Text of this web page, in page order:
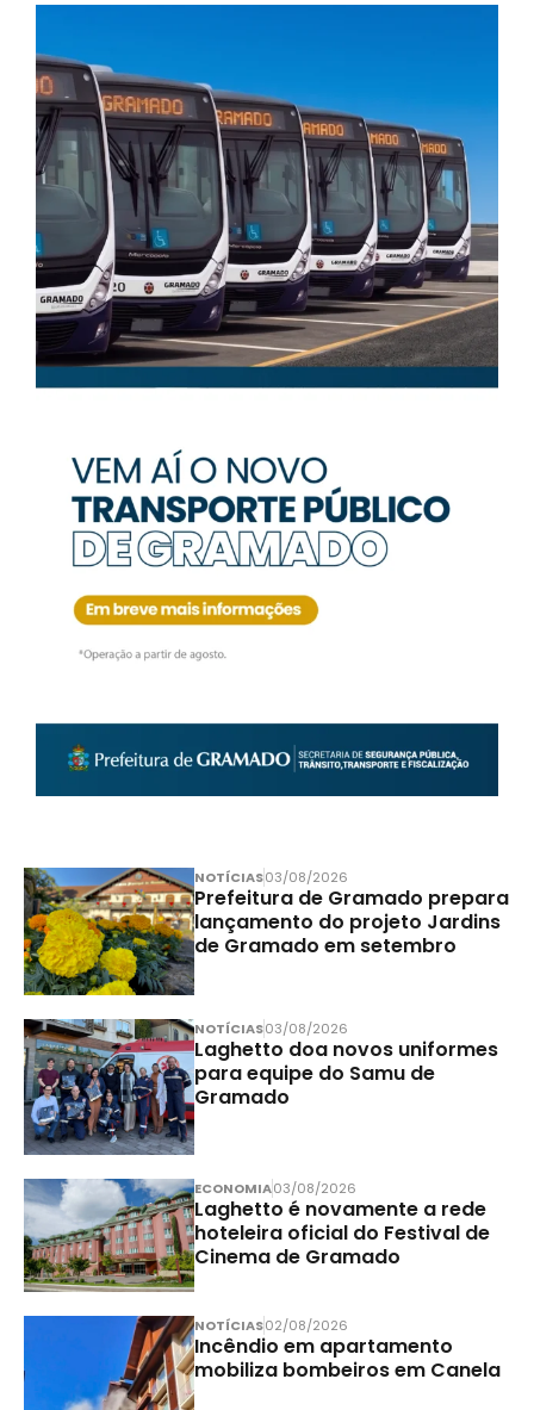
NOTÍCIAS03/08/2026
Prefeitura de Gramado prepara
lançamento do projeto Jardins
de Gramado em setembro
NOTÍCIAS03/08/2026
Laghetto doa novos uniformes
para equipe do Samu de
Gramado
ECONOMIA03/08/2026
Laghetto é novamente a rede
hoteleira oficial do Festival de
Cinema de Gramado
NOTÍCIAS02/08/2026
Incêndio em apartamento
mobiliza bombeiros em Canela